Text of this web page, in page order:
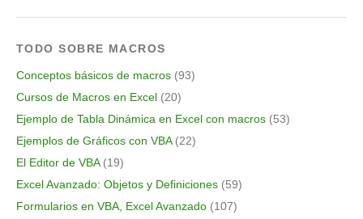
TODO SOBRE MACROS
Conceptos básicos de macros (93)
Cursos de Macros en Excel (20)
Ejemplo de Tabla Dinámica en Excel con macros (53)
Ejemplos de Gráficos con VBA(22)
El Editor de VBA(19)
Excel Avanzado: Objetos y Definiciones (59)
Formularios en VBA, Excel Avanzado (107)